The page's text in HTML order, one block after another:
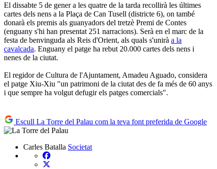
El dissabte 5 de gener a les quatre de la tarda recollirà les últimes
cartes dels nens a la Plaça de Can Tusell (districte 6), on també
donarà els premis als guanyadors del tretzè Premi de Contes
(enguany s'hi han presentat 251 narracions). Serà en el marc de la
festa de benvinguda als Reis d'Orient, als quals s'unirà a la
cavalcada. Enguany el patge ha rebut 20.000 cartes dels nens i
nenes de la ciutat.
El regidor de Cultura de l'Ajuntament, Amadeu Aguado, considera
el patge Xiu-Xiu "un patrimoni de la ciutat des de fa més de 60 anys
i que sempre ha volgut defugir els patges comercials".
Escull La Torre del Palau com la teva font preferida de Google
Carles Batalla Societat